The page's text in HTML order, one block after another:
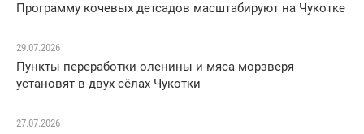
Программу кочевых детсадов масштабируют на Чукотке
29.07.2026
Пункты переработки оленины и мяса морзверя
установят в двух сёлах Чукотки
27.07.2026